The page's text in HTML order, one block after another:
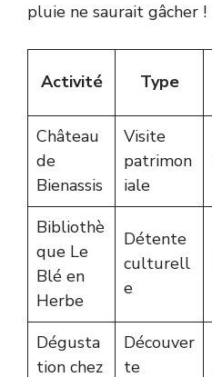
pluie ne saurait gâcher !
Activité Type
Château
de
Bienassis
Visite
patrimon
iale
Bibliothè
que Le
Blé en
Herbe
Détente
culturell
e
Dégusta
tion chez
Découver
te